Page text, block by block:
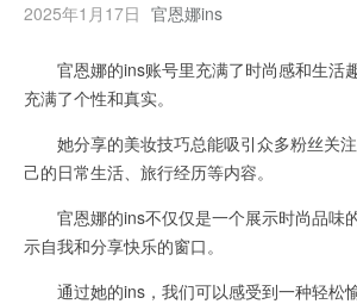
2025年1月17日 官恩娜ins
官恩娜的ins账号里充满了时尚感和生活
充满了个性和真实。
她分享的美妆技巧总能吸引众多粉丝关注
己的日常生活、旅行经历等内容。
官恩娜的ins不仅仅是一个展示时尚品味
示自我和分享快乐的窗口。
通过她的ins，我们可以感受到一种轻松